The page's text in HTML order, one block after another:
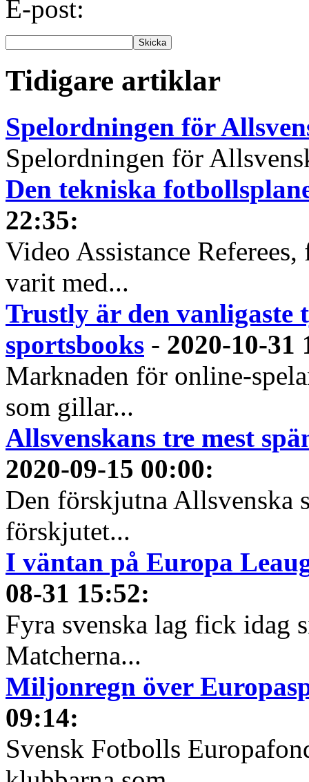
E-post:
Tidigare artiklar
Spelordningen för
Spelordningen för
Den tekniska
22:35:
Video Assistance
varit med...
Trustly är den vanligaste
sportsbooks - 2020-10-31
Marknaden för online-
som gillar...
Allsvenskans tre mest
2020-09-15 00:00:
Den förskjutna Allsvenska
förskjutet...
I väntan på Europa
08-31 15:52:
Fyra svenska lag fick idag
Matcherna...
Miljonregn över
09:14:
Svensk Fotbolls